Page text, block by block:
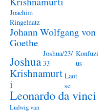
Joachim
Ringelnatz
Johann Wolfgang von
Goethe
Joshua
Joshua/23/
33
Konfuzi
us
Krishnamurt
i
Laot
se
Leonardo da vinci
Ludwig van